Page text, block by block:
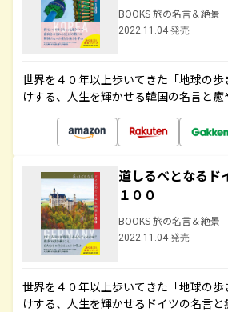
BOOKS 旅の名言＆絶景
2022.11.04 発売
世界を４０年以上歩いてきた「地球の
けする、人生を輝かせる韓国の名言と癒
道しるべとなるド
１００
BOOKS 旅の名言＆絶景
2022.11.04 発売
世界を４０年以上歩いてきた「地球の
けする、人生を輝かせるドイツの名言